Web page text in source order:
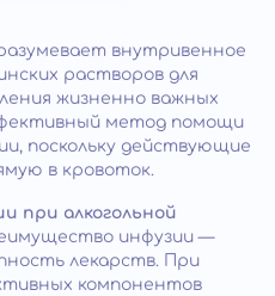
внутривенное
растворов для
жизненно важных
метод помощи
поскольку действующие
в кровоток.
при алкогольной
инфузии —
лекарств. При
компонентов